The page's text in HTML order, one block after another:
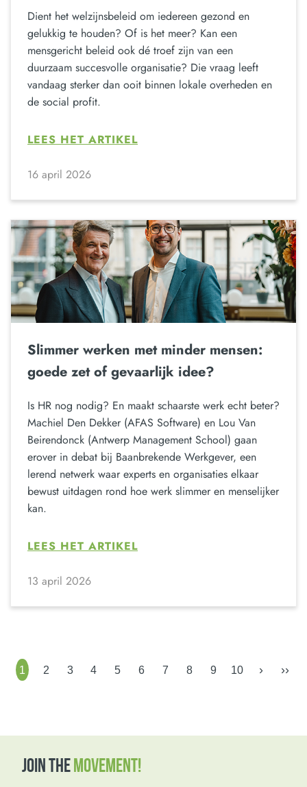
Dient het welzijnsbeleid om iedereen gezond en
gelukkig te houden? Of is het meer? Kan een
mensgericht beleid ook dé troef zijn van een
duurzaam succesvolle organisatie? Die vraag leeft
vandaag sterker dan ooit binnen lokale overheden en
de social profit.
LEES HET ARTIKEL
16 april 2026
Slimmer werken met minder mensen:
goede zet of gevaarlijk idee?
Is HR nog nodig? En maakt schaarste werk echt beter?
Machiel Den Dekker (AFAS Software) en Lou Van
Beirendonck (Antwerp Management School) gaan
erover in debat bij Baanbrekende Werkgever, een
lerend netwerk waar experts en organisaties elkaar
bewust uitdagen rond hoe werk slimmer en menselijker
kan.
LEES HET ARTIKEL
13 april 2026
1 2 3 4 5 6 7 8 9 10 › ››
JOIN THEMOVEMENT!